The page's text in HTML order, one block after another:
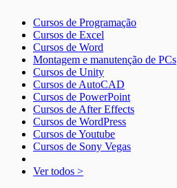
Cursos de Programação
Cursos de Excel
Cursos de Word
Montagem e manutenção de PCs
Cursos de Unity
Cursos de AutoCAD
Cursos de PowerPoint
Cursos de After Effects
Cursos de WordPress
Cursos de Youtube
Cursos de Sony Vegas
Ver todos >